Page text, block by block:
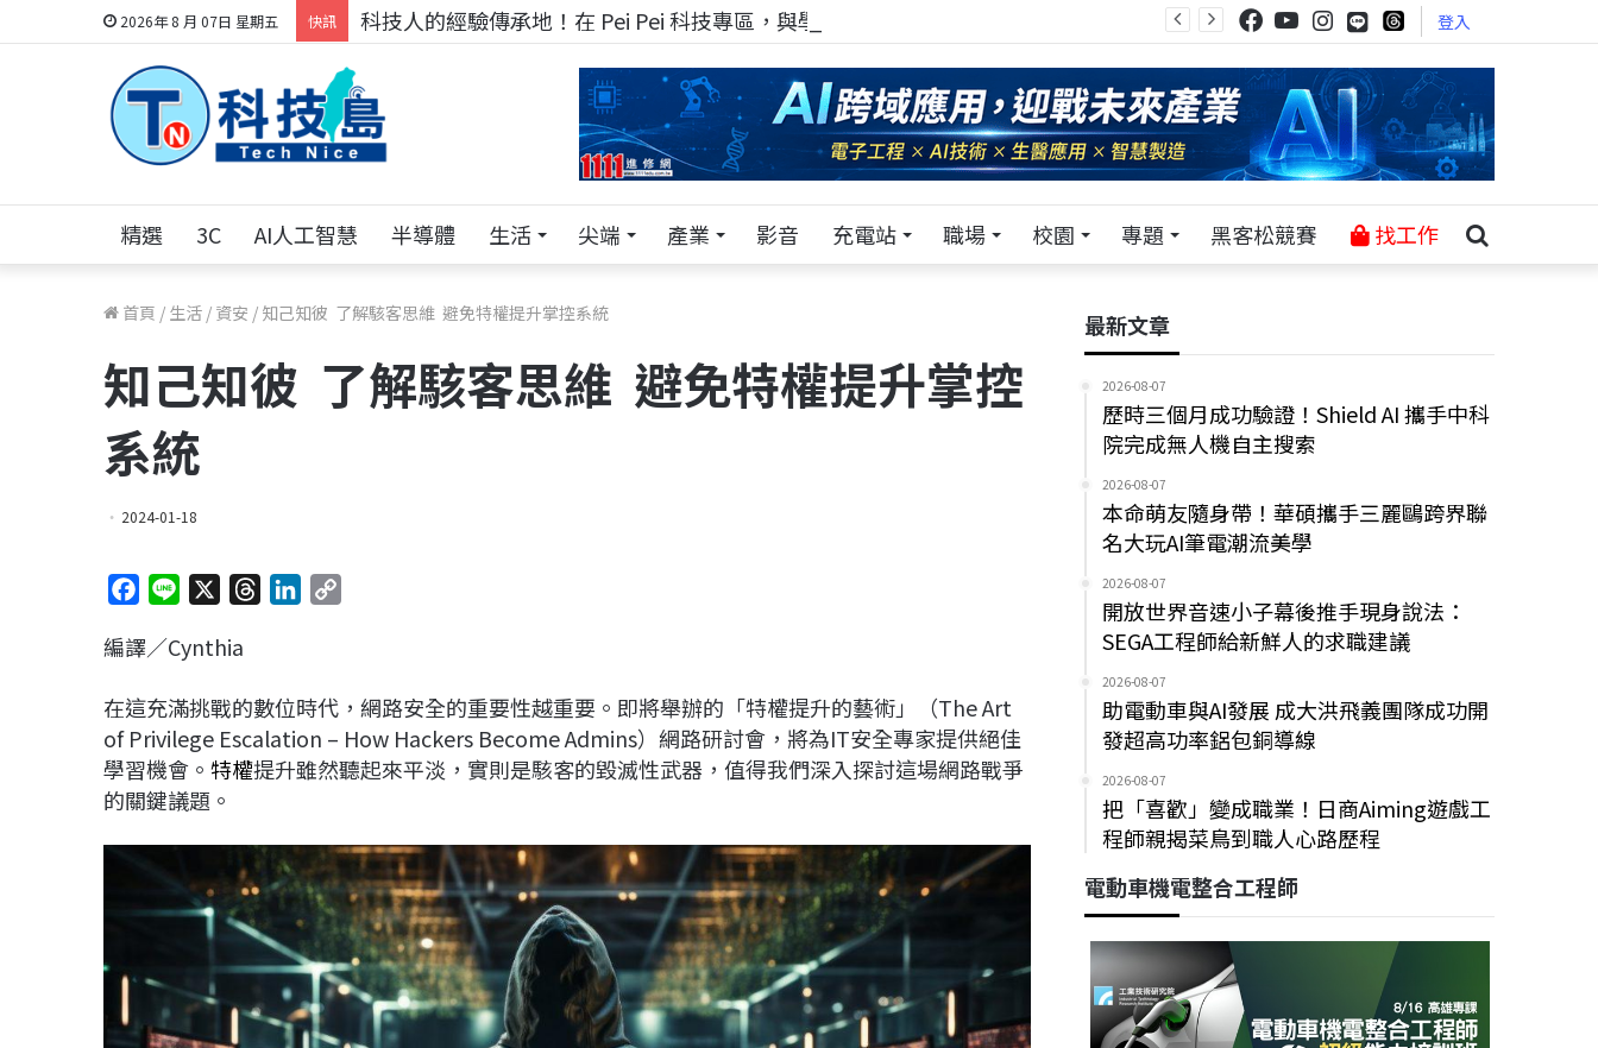
2026年 8 月 07日 星期五 快訊 科技人的經驗傳承地！在 Pei Pei 科技專區，與學弟妹交流最硬核的技術 登入
精選 3C AI人工智慧 半導體 生活 尖端 產業 影音 充電站 職場 校園 專題 黑客松競賽 找工作
首頁 / 生活 / 資安 / 知己知彼 了解駭客思維 避免特權提升掌控系統
知己知彼 了解駭客思維 避免特權提升掌控
系統
2024-01-18
c
b
o
o
k
n
a
d
s
e
d
I
L
i
n
編譯／Cynthia
在這充滿挑戰的數位時代，網路安全的重要性越重要。即將舉辦的「特權提升的藝術」（The Art
of Privilege Escalation – How Hackers Become Admins）網路研討會，將為IT安全專家提供絕佳
學習機會。 特權提升雖然聽起來平淡，實則是駭客的毀滅性武器，值得我們深入探討這場網路戰爭
的關鍵議題。
最新文章
2026-08-07
歷時三個月成功驗證！Shield AI 攜手中科
院完成無人機自主搜索
2026-08-07
本命萌友隨身帶！華碩攜手三麗鷗跨界聯
名大玩AI筆電潮流美學
2026-08-07
開放世界音速小子幕後推手現身說法：
SEGA工程師給新鮮人的求職建議
2026-08-07
助電動車與AI發展 成大洪飛義團隊成功開
發超高功率鋁包銅導線
2026-08-07
把「喜歡」變成職業！日商Aiming遊戲工
程師親揭菜鳥到職人心路歷程
電動車機電整合工程師